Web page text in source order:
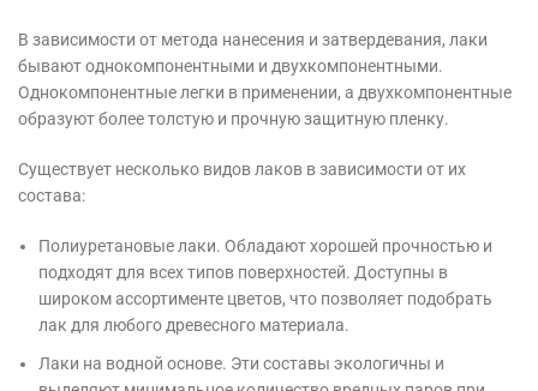
В зависимости от метода нанесения и затвердевания, лаки
бывают однокомпонентными и двухкомпонентными.
Однокомпонентные легки в применении, а двухкомпонентные
образуют более толстую и прочную защитную пленку.
Существует несколько видов лаков в зависимости от их
состава:
Полиуретановые лаки. Обладают хорошей прочностью и
подходят для всех типов поверхностей. Доступны в
широком ассортименте цветов, что позволяет подобрать
лак для любого древесного материала.
Лаки на водной основе. Эти составы экологичны и